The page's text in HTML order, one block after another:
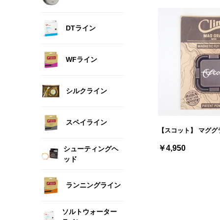
DTライン
WFライン
シルクライン
スペイライン
シューティングヘ
ッド
ランニングライン
ソルトウォーター
【スコット】 マググ
￥4,950